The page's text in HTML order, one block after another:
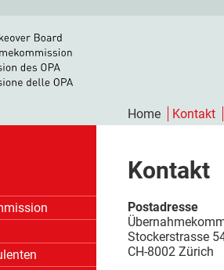
Home Kontakt
Kontakt
Postadresse
Stockerstrasse
CH-8002 Zürich